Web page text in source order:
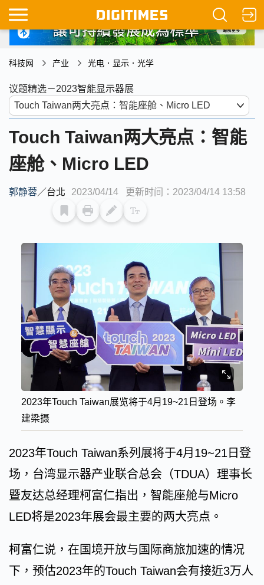
科技网 产业 光电．显示．光学
议题精选－2023智能显示器展
Touch Taiwan两大亮点：智能
座舱、Micro LED
郭静蓉／台北 2023/04/14 更新时间：2023/04/14 13:58
2023年Touch Taiwan展览将于4月19~21日登场。李
建梁摄
2023年Touch Taiwan系列展将于4月19~21日登
场，台湾显示器产业联合总会（TDUA）理事长
暨友达总经理柯富仁指出，智能座舱与Micro
LED将是2023年展会最主要的两大亮点。
柯富仁说，在国境开放与国际商旅加速的情况
下，预估2023年的Touch Taiwan会有接近3万人